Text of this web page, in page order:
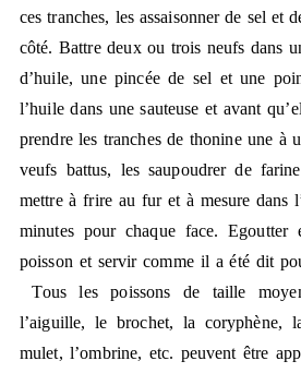
ces tranches, les assaisonner de sel et
côté. Battre deux ou trois neufs dans
d’huile, une pincée de sel et une
l’huile dans une sauteuse et avant
prendre les tranches de thonine une à
veufs battus, les saupoudrer de
mettre à frire au fur et à mesure dans
minutes pour chaque face. Egoutter
poisson et servir comme il a été dit
Tous les poissons de taille
l’aiguille, le brochet, la coryphène,
mulet, l’ombrine, etc. peuvent être